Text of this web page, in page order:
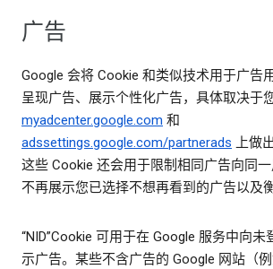
广告
Google 会将 Cookie 和类似技术用于广告
呈现广告、展示个性化广告，具体取决于
myadcenter.google.com 和
adssettings.google.com/partnerads 上做
这些 Cookie 还会用于限制相同广告向同一
不再展示您已选择不想再看到的广告以及
“NID”Cookie 可用于在 Google 服务中向
示广告。某些不含广告的 Google 网站（